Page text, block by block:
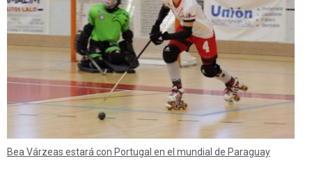
Bea Várzeas estará con Portugal en el mundial de Paraguay